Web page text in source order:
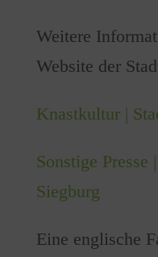
Weitere
Website der
Knastkultur |
Sonstige
Siegburg
Eine englische